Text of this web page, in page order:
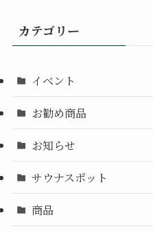
カテゴリー
イベント
お勧め商品
お知らせ
サウナスポット
商品